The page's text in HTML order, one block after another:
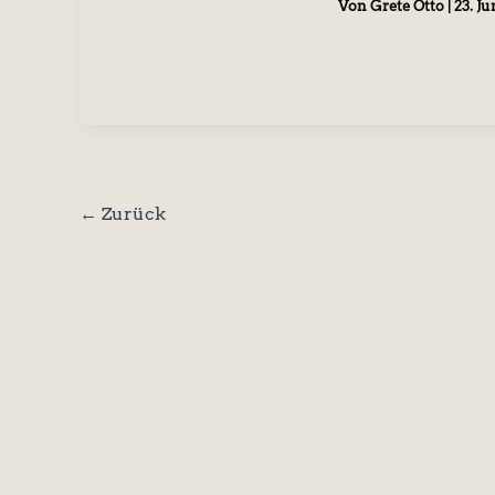
Von Grete Otto 23.
← Zurück